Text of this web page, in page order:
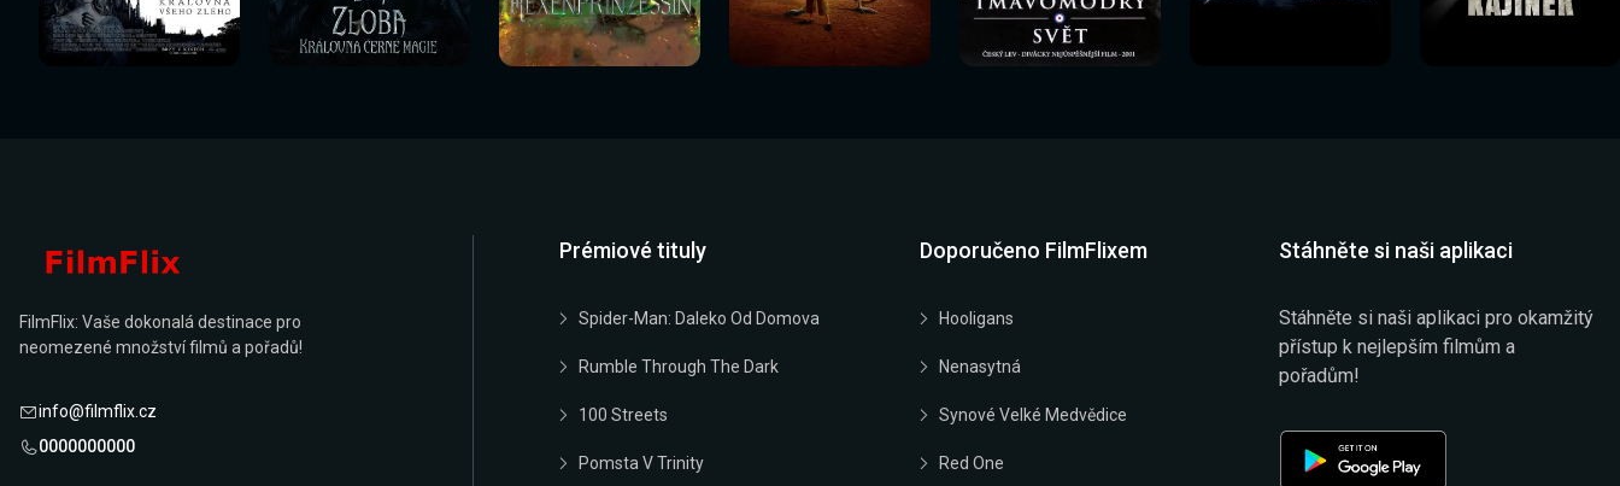
Sledovat
nyní
Sledovat nyní
Sledovat
nyní
Sledovat nyní
Sledovat
nyní
Sledovat nyní
Sledovat
Sledovat
nyní
Sledovat nyní
FilmFlix: Vaše dokonalá destinace pro
neomezené množství filmů a pořadů!
info@filmflix.cz
0000000000
Prémiové tituly
Spider-Man: Daleko Od Domova
Rumble Through The Dark
100 Streets
Pomsta V Trinity
Doporučeno FilmFlixem
Hooligans
Nenasytná
Synové Velké Medvědice
Red One
Stáhněte si naši aplikaci
Stáhněte si naši aplikaci pro okamžitý
přístup k nejlepším filmům a
pořadům!